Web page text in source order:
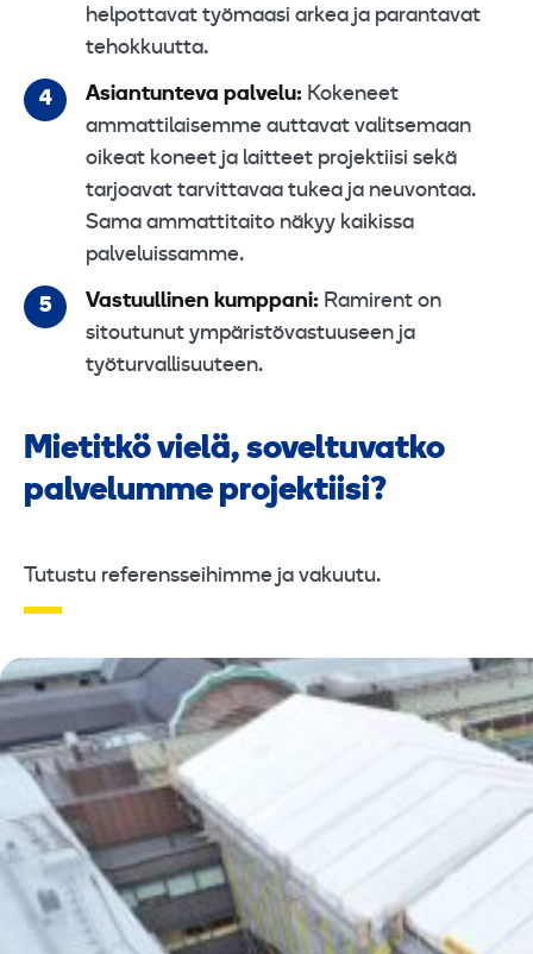
helpottavat työmaasi arkea ja parantavat
tehokkuutta.
Asiantunteva palvelu: Kokeneet
ammattilaisemme auttavat valitsemaan
oikeat koneet ja laitteet projektiisi sekä
tarjoavat tarvittavaa tukea ja neuvontaa.
Sama ammattitaito näkyy kaikissa
palveluissamme.
Vastuullinen kumppani: Ramirent on
sitoutunut ympäristövastuuseen ja
työturvallisuuteen.
Mietitkö vielä, soveltuvatko
palvelumme projektiisi?
Tutustu referensseihimme ja vakuutu.